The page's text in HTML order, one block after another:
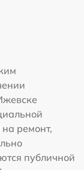
ремонт,
публичной